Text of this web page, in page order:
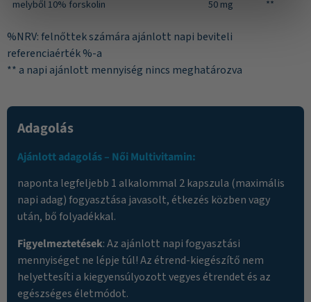
melyből 10% forskolin
50 mg **
%NRV: felnőttek számára ajánlott napi beviteli
referenciaérték %-a
** a napi ajánlott mennyiség nincs meghatározva
Adagolás
Ajánlott adagolás – Női Multivitamin:
naponta legfeljebb 1 alkalommal 2 kapszula (maximális
napi adag) fogyasztása javasolt, étkezés közben vagy
után, bő folyadékkal.
Figyelmeztetések: Az ajánlott napi fogyasztási
mennyiséget ne lépje túl! Az étrend-kiegészítő nem
helyettesíti a kiegyensúlyozott vegyes étrendet és az
egészséges életmódot.